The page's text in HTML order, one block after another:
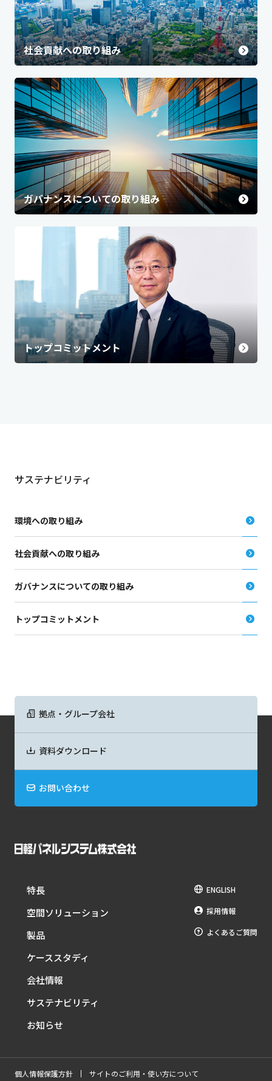
社会貢献への取り組み
ガバナンスについての取り組み
トップコミットメント
サステナビリティ
環境への取り組み
社会貢献への取り組み
ガバナンスについての取り組み
トップコミットメント
拠点・グループ会社
資料ダウンロード
お問い合わせ
特長
空間ソリューション
製品
ケーススタディ
会社情報
サステナビリティ
お知らせ
ENGLISH
採用情報
よくあるご質問
個人情報保護方針 サイトのご利用・使い方について